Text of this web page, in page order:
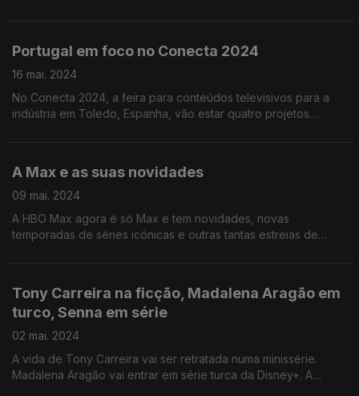
Portugal em foco no Conecta 2024
16 mai. 2024
No Conecta 2024, a feira para conteúdos televisivos para a
indústria em Toledo, Espanha, vão estar quatro projetos
A Max e as suas novidades
09 mai. 2024
A HBO Max agora é só Max e tem novidades, novas
temporadas de séries icónicas e outras tantas estreias de
Tony Carreira na ficção, Madalena Aragão em
turco, Senna em série
02 mai. 2024
A vida de Tony Carreira vai ser retratada numa minissérie.
Madalena Aragão vai entrar em série turca da Disney+. A